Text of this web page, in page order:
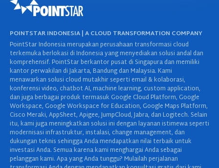
POINTSTAR INDONESIA | A CLOUD TRANSFORMATION COMPANY
PointStar Indonesia merupakan perusahaan transformasi cloud
terkemuka berlokasi di Indonesia yang menyediakan solusi andal dan
komprehensif. PointStar berkantor pusat di Singapura dan memiliki
kantor perwakilan di Jakarta, Bandung dan Malaysia. Kami
menawarkan solusi cloud mutakhir seperti email & kolaborasi,
konferensi video, chatbot AI, machine learning, custom application,
dan juga berbagai produk termasuk Google Cloud Platform, Google
Workspace, Google Workspace for Education, Google Maps Platform,
Cisco Meraki, AppSheet, Apigee, JumpCloud, Jabra, dan Logitech. Selain
itu, kami juga meningkatkan solusi ini dengan layanan istimewa seperti
modernisasi infrastruktur, instalasi, change management, dan
dukungan teknis sehingga Anda mendapatkan nilai terbaik untuk
investasi Anda. Semua karena kami menghargai Anda sebagai
pelanggan kami. Apa yang Anda tunggu? Mulailah perjalanan